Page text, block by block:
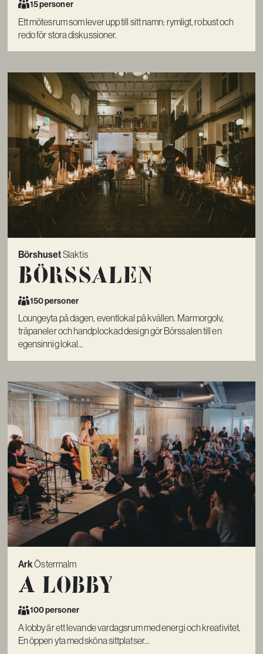
15 personer
Ett mötesrum som lever upp till sitt namn: rymligt, robust och
redo för stora diskussioner.
BörshusetSlaktis
Börssalen
150 personer
Loungeyta på dagen, eventlokal på kvällen. Marmorgolv,
träpaneler och handplockad design gör Börssalen till en
egensinnig lokal...
ArkÖstermalm
A lobby
100 personer
A lobby är ett levande vardagsrum med energi och kreativitet.
En öppen yta med sköna sittplatser...